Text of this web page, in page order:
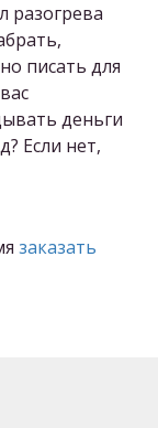
разогрева
писать для
деньги
Если нет,
заказать